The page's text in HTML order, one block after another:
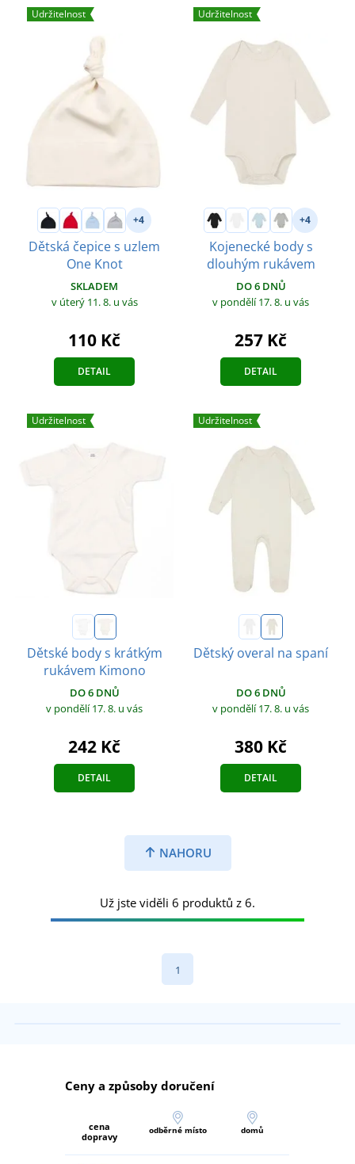
Udržitelnost
+4
Dětská čepice s uzlem
One Knot
SKLADEM
v úterý 11. 8. u vás
110 Kč
DETAIL
Udržitelnost
+4
Kojenecké body s
dlouhým rukávem
DO 6 DNŮ
v pondělí 17. 8. u vás
257 Kč
DETAIL
Udržitelnost
Dětské body s krátkým
rukávem Kimono
DO 6 DNŮ
v pondělí 17. 8. u vás
242 Kč
DETAIL
Udržitelnost
Dětský overal na spaní
DO 6 DNŮ
v pondělí 17. 8. u vás
380 Kč
DETAIL
NAHORU
Už jste viděli 6 produktů z 6.
1
Ceny a způsoby doručení
cena
dopravy
odběrné místo domů